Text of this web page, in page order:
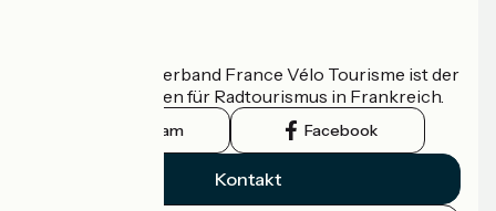
Der nationale Verband France Vélo Tourisme ist der
offizielle Leitfaden für Radtourismus in Frankreich.
Instagram Facebook
Kontakt